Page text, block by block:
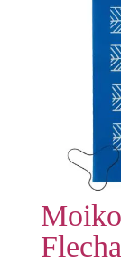
Flecha